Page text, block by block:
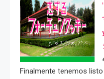
Finalmente tenemos